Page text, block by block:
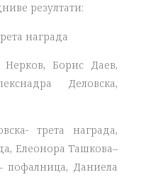
резултати:
награда
Борис Даев,
Деловска,
трета награда,
Елеонора Ташкова–
пофалница, Даниела